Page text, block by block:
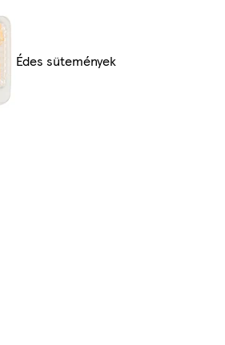
Édes sütemények